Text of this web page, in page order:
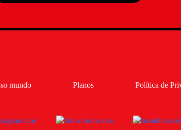
mundo Planos Política de